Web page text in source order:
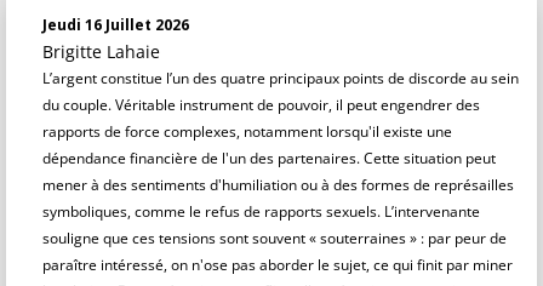
Jeudi 16 Juillet 2026
Brigitte Lahaie
L’argent constitue l’un des quatre principaux points de discorde au sein
du couple. Véritable instrument de pouvoir, il peut engendrer des
rapports de force complexes, notamment lorsqu'il existe une
dépendance financière de l'un des partenaires. Cette situation peut
mener à des sentiments d'humiliation ou à des formes de représailles
symboliques, comme le refus de rapports sexuels. L’intervenante
souligne que ces tensions sont souvent « souterraines » : par peur de
paraître intéressé, on n'ose pas aborder le sujet, ce qui finit par miner